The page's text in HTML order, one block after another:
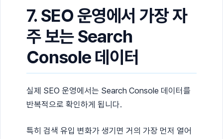
7. SEO 운영에서 가장 자
주 보는 Search
Console 데이터
실제 SEO 운영에서는 Search Console 데이터를
반복적으로 확인하게 됩니다.
특히 검색 유입 변화가 생기면 거의 가장 먼저 열어